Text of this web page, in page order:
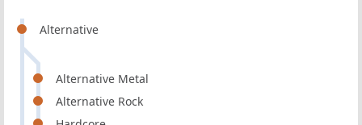
Alternative
Alternative Metal
Alternative Rock